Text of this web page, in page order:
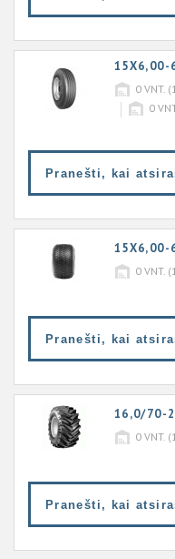
15X6,00-
0 VNT.
0
Pranešti, kai
15X6,00-
0 VNT.
Pranešti, kai
16,0/70-
0 VNT.
Pranešti, kai